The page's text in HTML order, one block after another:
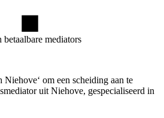
mediators
om een scheiding aan te
uit Niehove, gespecialiseerd in